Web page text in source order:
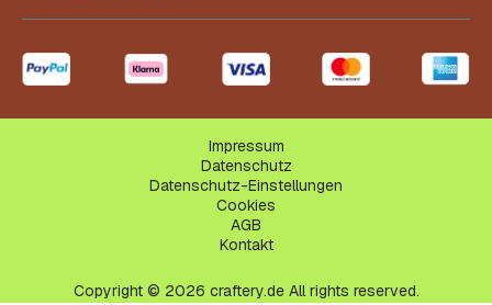
Copyright © 2026 craftery.de All rights reserved.
Impressum
Datenschutz
Datenschutz-Einstellungen
Cookies
AGB
Kontakt